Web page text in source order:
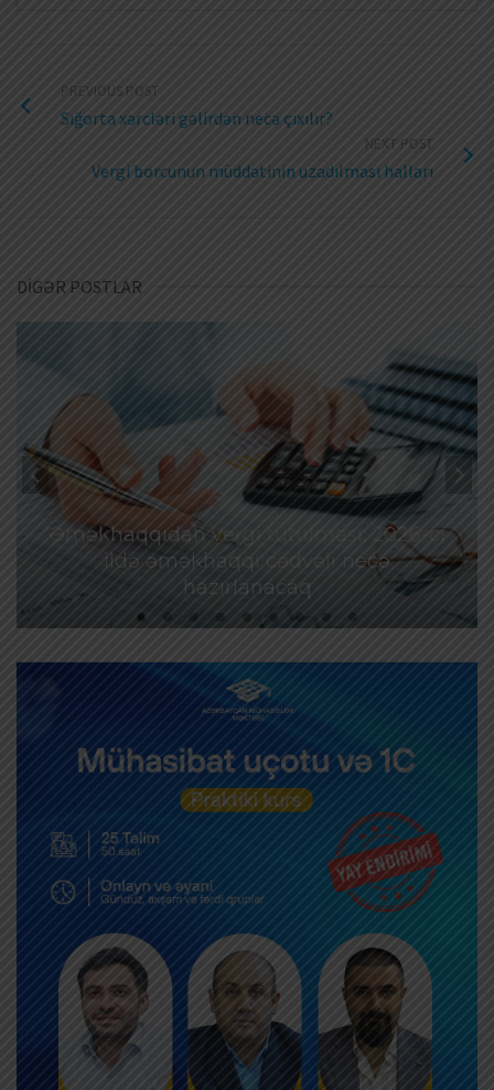
PREVIOUS POST
Sığorta xərcləri gəlirdən necə çıxılır?
NEXT POST
Vergi borcunun müddətinin uzadılması halları
DİGƏR POSTLAR
Əməkhaqqıdan vergi tutulması: 2026-cı
ildə əməkhaqqı cədvəli necə
hazırlanacaq